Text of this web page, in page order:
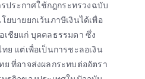
ประกาศใช้กฎกระทรวงฉบับ
บายยกเว้นภาษีเงินได้เพื่อ
เชียแก่ บุคคลธรรมดา ซึ่ง
ย แต่เพื่อเป็นการชะลอเงิน
ย ที่อาจส่งผลกระทบต่ออัตรา